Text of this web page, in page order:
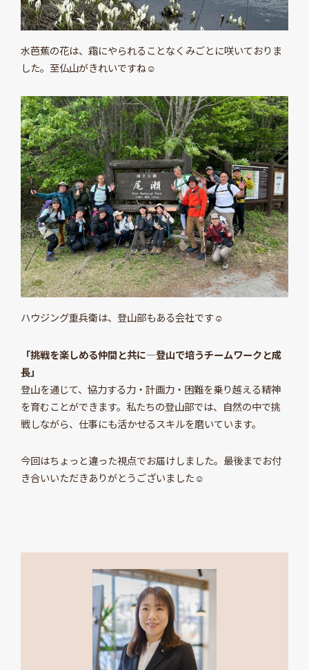
水芭蕉の花は、霜にやられることなくみごとに咲いておりま
した。至仏山がきれいですね☺
ハウジング重兵衛は、登山部もある会社です☺
「挑戦を楽しめる仲間と共に—登山で培うチームワークと成
長」
登山を通じて、協力する力・計画力・困難を乗り越える精神
を育むことができます。私たちの登山部では、自然の中で挑
戦しながら、仕事にも活かせるスキルを磨いています。
今回はちょっと違った視点でお届けしました。最後までお付
き合いいただきありがとうございました☺